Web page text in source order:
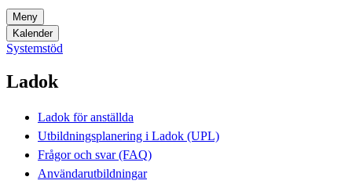
Meny
Kalender
Systemstöd
Ladok
Ladok för anställda
Utbildningsplanering i Ladok (UPL)
Frågor och svar (FAQ)
Användarutbildningar